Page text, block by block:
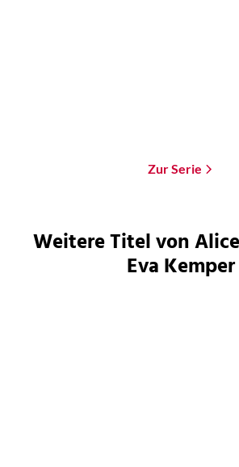
Zur Serie
Weitere Titel von
Eva Kemper